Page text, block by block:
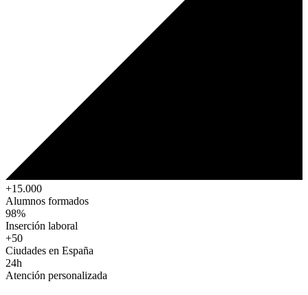
+15.000
Alumnos formados
98%
Inserción laboral
+50
Ciudades en España
24h
Atención personalizada